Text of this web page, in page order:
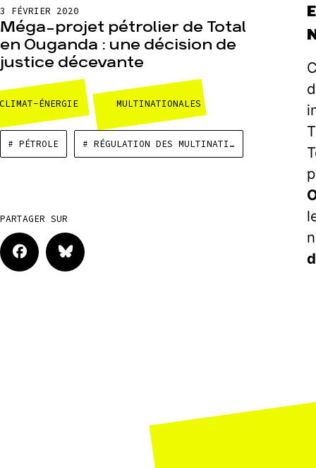
3 FÉVRIER 2020
Méga-projet pétrolier de Total
en Ouganda : une décision de
justice décevante
ÉNERGIE MULTINATIONALES
# PÉTROLE # RÉGULATION DES MULTINATIONALES
PARTAGER SUR